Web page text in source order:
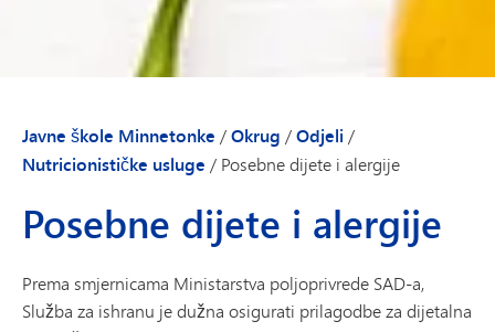
Javne škole Minnetonke /Okrug /Odjeli /
Nutricionističke usluge / Posebne dijete i alergije
Posebne dijete i alergije
Prema smjernicama Ministarstva poljoprivrede SAD-a,
Služba za ishranu je dužna osigurati prilagodbe za dijetalna